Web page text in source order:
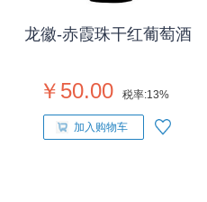
龙徽-赤霞珠干红葡萄酒
￥50.00 税率:13%
加入购物车